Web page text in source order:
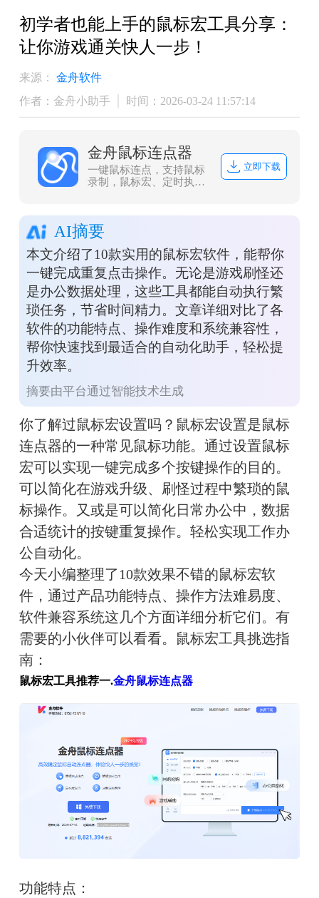
初学者也能上手的鼠标宏工具分享：
让你游戏通关快人一步！
来源：
金舟软件
作者：金舟小助手
时间：2026-03-24 11:57:14
金舟鼠标连点器
一键鼠标连点，支持鼠标
录制，鼠标宏、定时执行
立即下载
AI摘要
本文介绍了10款实用的鼠标宏软件，能帮你
一键完成重复点击操作。无论是游戏刷怪还
是办公数据处理，这些工具都能自动执行繁
琐任务，节省时间精力。文章详细对比了各
软件的功能特点、操作难度和系统兼容性，
帮你快速找到最适合的自动化助手，轻松提
升效率。
摘要由平台通过智能技术生成
你了解过鼠标宏设置吗？鼠标宏设置是鼠标
连点器的一种常见鼠标功能。通过设置鼠标
宏可以实现一键完成多个按键操作的目的。
可以简化在游戏升级、刷怪过程中繁琐的鼠
标操作。又或是可以简化日常办公中，数据
合适统计的按键重复操作。轻松实现工作办
公自动化。
今天小编整理了10款效果不错的鼠标宏软
件，通过产品功能特点、操作方法难易度、
软件兼容系统这几个方面详细分析它们。有
需要的小伙伴可以看看。鼠标宏工具挑选指
南：
鼠标宏工具推荐一.金舟鼠标连点器
功能特点：